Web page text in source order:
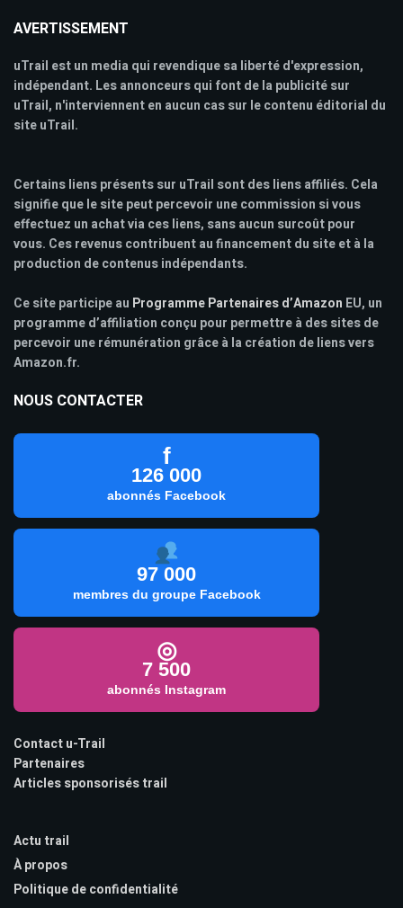
AVERTISSEMENT
uTrail est un media qui revendique sa liberté d'expression,
indépendant. Les annonceurs qui font de la publicité sur
uTrail, n'interviennent en aucun cas sur le contenu éditorial du
site uTrail.
Certains liens présents sur uTrail sont des liens affiliés. Cela
signifie que le site peut percevoir une commission si vous
effectuez un achat via ces liens, sans aucun surcoût pour
vous. Ces revenus contribuent au financement du site et à la
production de contenus indépendants.
Ce site participe au Programme Partenaires d’Amazon EU, un
programme d’affiliation conçu pour permettre à des sites de
percevoir une rémunération grâce à la création de liens vers
Amazon.fr.
NOUS CONTACTER
f
126 000
abonnés Facebook
97 000
membres du groupe Facebook
◎
7 500
abonnés Instagram
Contact u-Trail
Partenaires
Articles sponsorisés trail
Actu trail
À propos
Politique de confidentialité